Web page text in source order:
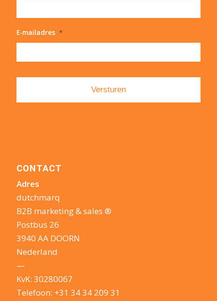
E-mailadres *
CONTACT
Adres
dutchmarq
B2B marketing & sales ®
Postbus 26
3940 AA DOORN
Nederland
—
KvK: 30280067
Telefoon: +31 34 34 209 31